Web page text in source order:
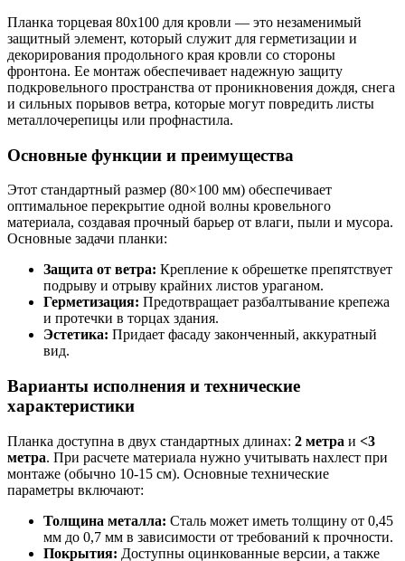
Планка торцевая 80х100 для кровли — это незаменимый
защитный элемент, который служит для герметизации и
декорирования продольного края кровли со стороны
фронтона. Ее монтаж обеспечивает надежную защиту
подкровельного пространства от проникновения дождя, снега
и сильных порывов ветра, которые могут повредить листы
металлочерепицы или профнастила.
Основные функции и преимущества
Этот стандартный размер (80×100 мм) обеспечивает
оптимальное перекрытие одной волны кровельного
материала, создавая прочный барьер от влаги, пыли и мусора.
Основные задачи планки:
Защита от ветра: Крепление к обрешетке препятствует
подрыву и отрыву крайних листов ураганом.
Герметизация: Предотвращает разбалтывание крепежа
и протечки в торцах здания.
Эстетика: Придает фасаду законченный, аккуратный
вид.
Варианты исполнения и технические
характеристики
Планка доступна в двух стандартных длинах: 2 метра и <3
метра. При расчете материала нужно учитывать нахлест при
монтаже (обычно 10-15 см). Основные технические
параметры включают:
Толщина металла: Сталь может иметь толщину от 0,45
мм до 0,7 мм в зависимости от требований к прочности.
Покрытия: Доступны оцинкованные версии, а также